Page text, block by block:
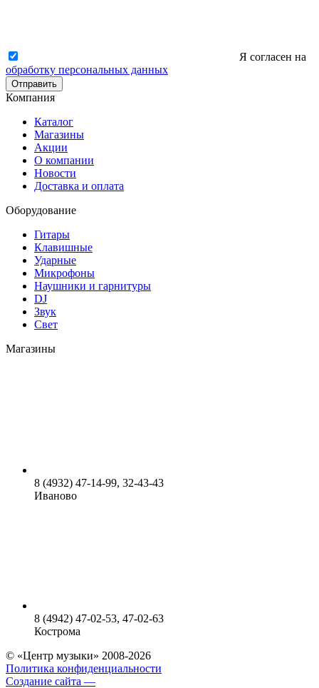
Я согласен на
обработку персональных данных
Отправить
Компания
Каталог
Магазины
Акции
О компании
Новости
Доставка и оплата
Оборудование
Гитары
Клавишные
Ударные
Микрофоны
Наушники и гарнитуры
DJ
Звук
Свет
Магазины
8 (4932) 47-14-99, 32-43-43
Иваново
8 (4942) 47-02-53, 47-02-63
Кострома
© «Центр музыки» 2008-2026
Политика конфиденциальности
Создание сайта —